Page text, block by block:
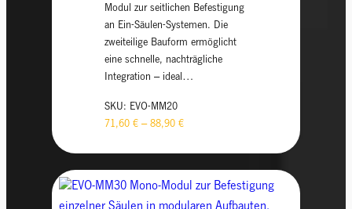
Modul zur seitlichen Befestigung
an Ein-Säulen-Systemen. Die
zweiteilige Bauform ermöglicht
eine schnelle, nachträgliche
Integration – ideal…
SKU: EVO-MM20
71,60€ –88,90€